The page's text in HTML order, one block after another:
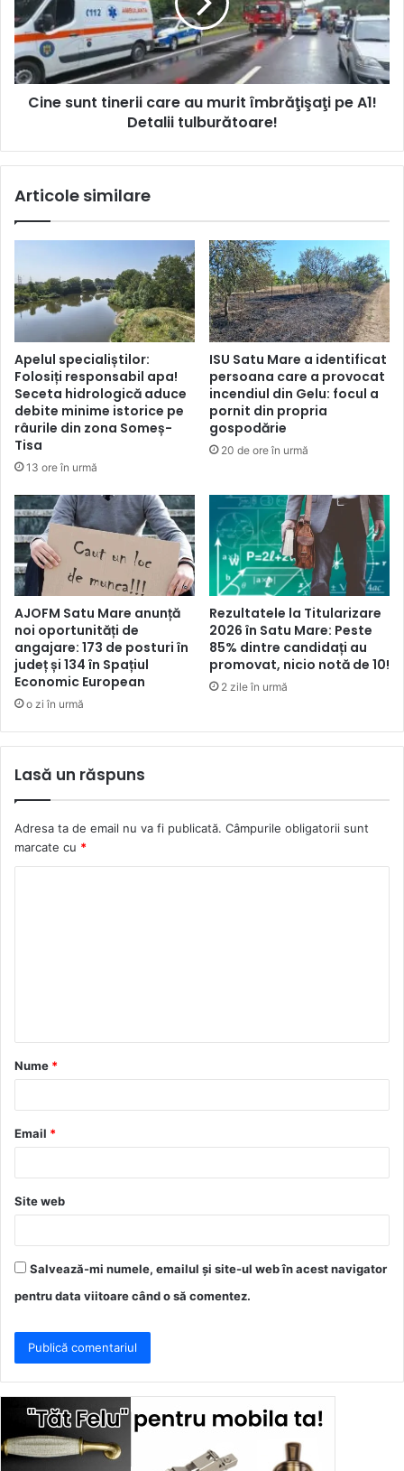
Cine sunt tinerii care au murit îmbrăţişaţi pe A1!
Detalii tulburătoare!
Articole similare
Apelul specialiștilor:
Folosiți responsabil apa!
Seceta hidrologică aduce
debite minime istorice pe
râurile din zona Someș-
Tisa
13 ore în urmă
ISU Satu Mare a identificat
persoana care a provocat
incendiul din Gelu: focul a
pornit din propria
gospodărie
20 de ore în urmă
AJOFM Satu Mare anunță
noi oportunități de
angajare: 173 de posturi în
județ și 134 în Spațiul
Economic European
o zi în urmă
Rezultatele la Titularizare
2026 în Satu Mare: Peste
85% dintre candidați au
promovat, nicio notă de 10!
2 zile în urmă
Lasă un răspuns
Adresa ta de email nu va fi publicată. Câmpurile obligatorii sunt
marcate cu *
a
r
*
Nume *
Email *
Site web
Salvează-mi numele, emailul și site-ul web în acest navigator
pentru data viitoare când o să comentez.